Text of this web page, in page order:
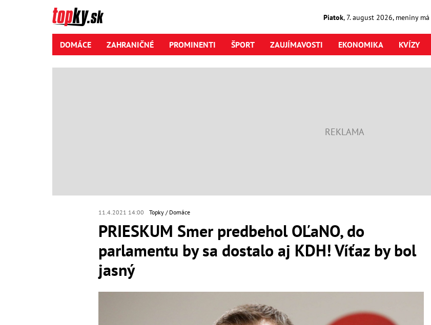
Piatok,7. august2026, meniny má
DOMÁCE ZAHRANIČNÉ PROMINENTI ŠPORT ZAUJÍMAVOSTI EKONOMIKA KVÍZY
11.4.2021 14:00 Topky Domáce
PRIESKUM Smer predbehol OĽaNO, do
parlamentu by sa dostalo aj KDH! Víťaz by bol
jasný